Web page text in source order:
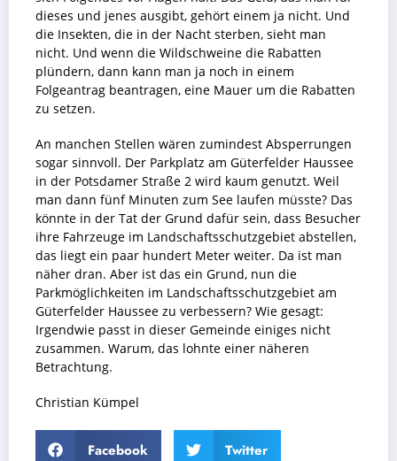
dieses und jenes ausgibt, gehört einem ja nicht. Und
die Insekten, die in der Nacht sterben, sieht man
nicht. Und wenn die Wildschweine die Rabatten
plündern, dann kann man ja noch in einem
Folgeantrag beantragen, eine Mauer um die Rabatten
zu setzen.
An manchen Stellen wären zumindest Absperrungen
sogar sinnvoll. Der Parkplatz am Güterfelder Haussee
in der Potsdamer Straße 2 wird kaum genutzt. Weil
man dann fünf Minuten zum See laufen müsste? Das
könnte in der Tat der Grund dafür sein, dass Besucher
ihre Fahrzeuge im Landschaftsschutzgebiet abstellen,
das liegt ein paar hundert Meter weiter. Da ist man
näher dran. Aber ist das ein Grund, nun die
Parkmöglichkeiten im Landschaftsschutzgebiet am
Güterfelder Haussee zu verbessern? Wie gesagt:
Irgendwie passt in dieser Gemeinde einiges nicht
zusammen. Warum, das lohnte einer näheren
Betrachtung.
Christian Kümpel
Facebook Twitter